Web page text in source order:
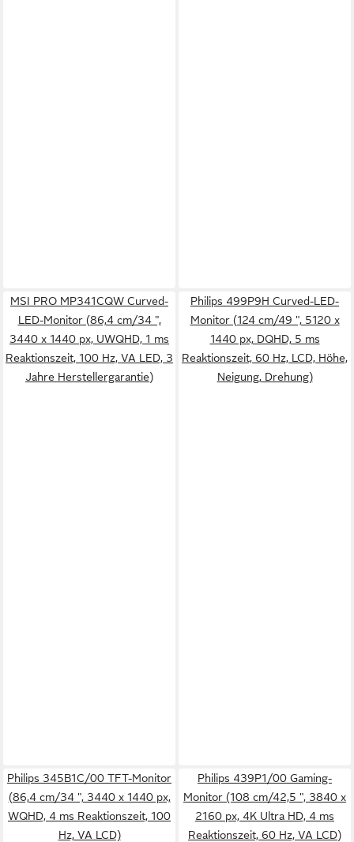
MSI PRO MP341CQW Curved-
LED-Monitor (86,4 cm/34 ",
3440 x 1440 px, UWQHD, 1 ms
Reaktionszeit, 100 Hz, VA LED, 3
Jahre Herstellergarantie)
Philips 499P9H Curved-LED-
Monitor (124 cm/49 ", 5120 x
1440 px, DQHD, 5 ms
Reaktionszeit, 60 Hz, LCD, Höhe,
Neigung, Drehung)
Philips 345B1C/00 TFT-Monitor
(86,4 cm/34 ", 3440 x 1440 px,
WQHD, 4 ms Reaktionszeit, 100
Hz, VA LCD)
Philips 439P1/00 Gaming-
Monitor (108 cm/42,5 ", 3840 x
2160 px, 4K Ultra HD, 4 ms
Reaktionszeit, 60 Hz, VA LCD)